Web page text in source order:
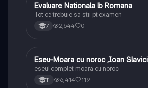
Limba și literatura română
Evaluare Nationala lb Romana
Tot ce trebuie sa stii pt examen
7 2,544 0
Limba și literatura română
Eseu-Moara cu noroc ,Ioan Slavici
eseul complet moara cu noroc
11 6,414 119